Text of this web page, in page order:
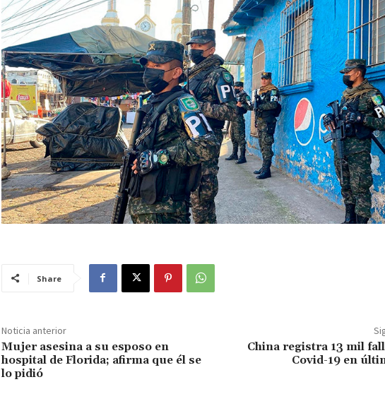
Share
Noticia anterior
Mujer asesina a su esposo en
hospital de Florida; afirma que él se
lo pidió
China registra 13 mil
Covid-19 en